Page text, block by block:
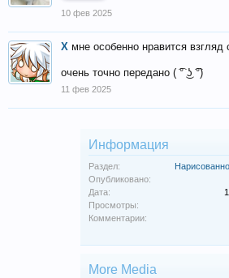
10 фев 2025
X мне особенно нравится взгляд
очень точно передано ( ͡° ͜ʖ ͡°)
11 фев 2025
Информация
Раздел:
Опубликовано:
Дата:
Просмотры:
Комментарии:
More Media